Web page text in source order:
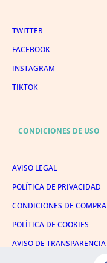
TWITTER
FACEBOOK
INSTAGRAM
TIKTOK
CONDICIONES DE USO
AVISO LEGAL
POLÍTICA DE PRIVACIDAD
CONDICIONES DE COMPRA
POLÍTICA DE COOKIES
AVISO DE TRANSPARENCIA